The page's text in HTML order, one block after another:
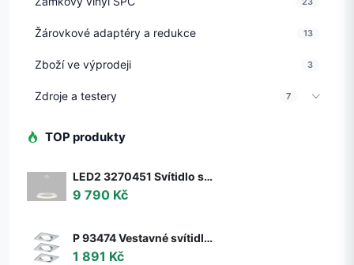
Žárovkové adaptéry a redukce 13
Zboží ve výprodeji 3
Zdroje a testery 7
TOP produkty
LED2 3270451 Svítidlo stropní závěsné LED2 BELLA 60 P-Z, W 50W 2CCT 3000K/4000K - ON/OFF - nestmívatelné - LED2 Lighting
9 790 Kč
P 93474 Vestavné svítidlo LED Nova hranaté 3x6,5W GU10 hliník broušený nastavitelné 3-krokové-stmívatelné - PAULMANN
1 891 Kč